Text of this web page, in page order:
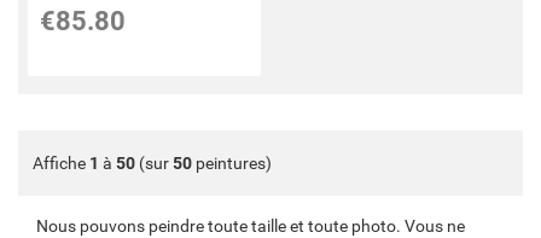
€85.80
Affiche 1 à 50 (sur50 peintures)
Nous pouvons peindre toute taille et toute photo. Vous ne